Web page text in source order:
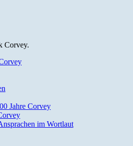
Corvey.
Jahre Corvey
im Wortlaut